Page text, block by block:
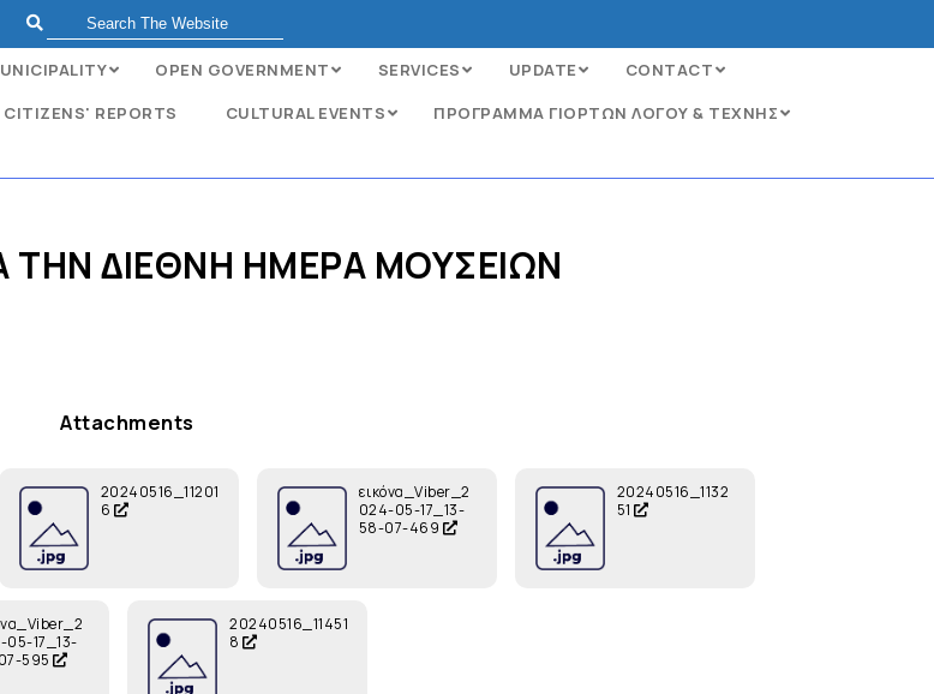
OPEN GOVERNMENT SERVICES UPDATE
CONTACT
CITIZENS' REPORTS CULTURAL EVENTS
ΠΡΟΓΡΑΜΜΑ ΓΙΟΡΤΩΝ ΛΟΓΟΥ & ΤΕΧΝΗΣ
ΤΗΝ ∆ΙΕΘΝΗ ΗΜΕΡΑ ΜΟΥΣΕΙΩΝ
Attachments
20240516_11201
6
εικόνα_Viber_2
024-05-17_13-
58-07-469
20240516_1132
51
05-17_13-
595
20240516_11451
8